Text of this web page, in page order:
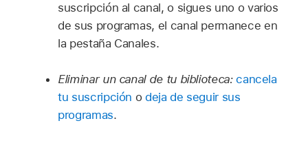
suscripción al canal, o sigues uno o varios
de sus programas, el canal permanece en
la pestaña Canales.
Eliminar un canal de tu biblioteca: cancela
tu suscripción odeja de seguir sus
programas.